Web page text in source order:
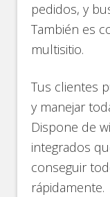
pedidos, y
También es
multisitio.
Tus clientes
y manejar
Dispone de
integrados
conseguir
rápidamente.